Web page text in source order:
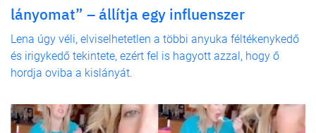
lányomat” – állítja egy influenszer
Lena úgy véli, elviselhetetlen a többi anyuka féltékenykedő
és irigykedő tekintete, ezért fel is hagyott azzal, hogy ő
hordja oviba a kislányát.